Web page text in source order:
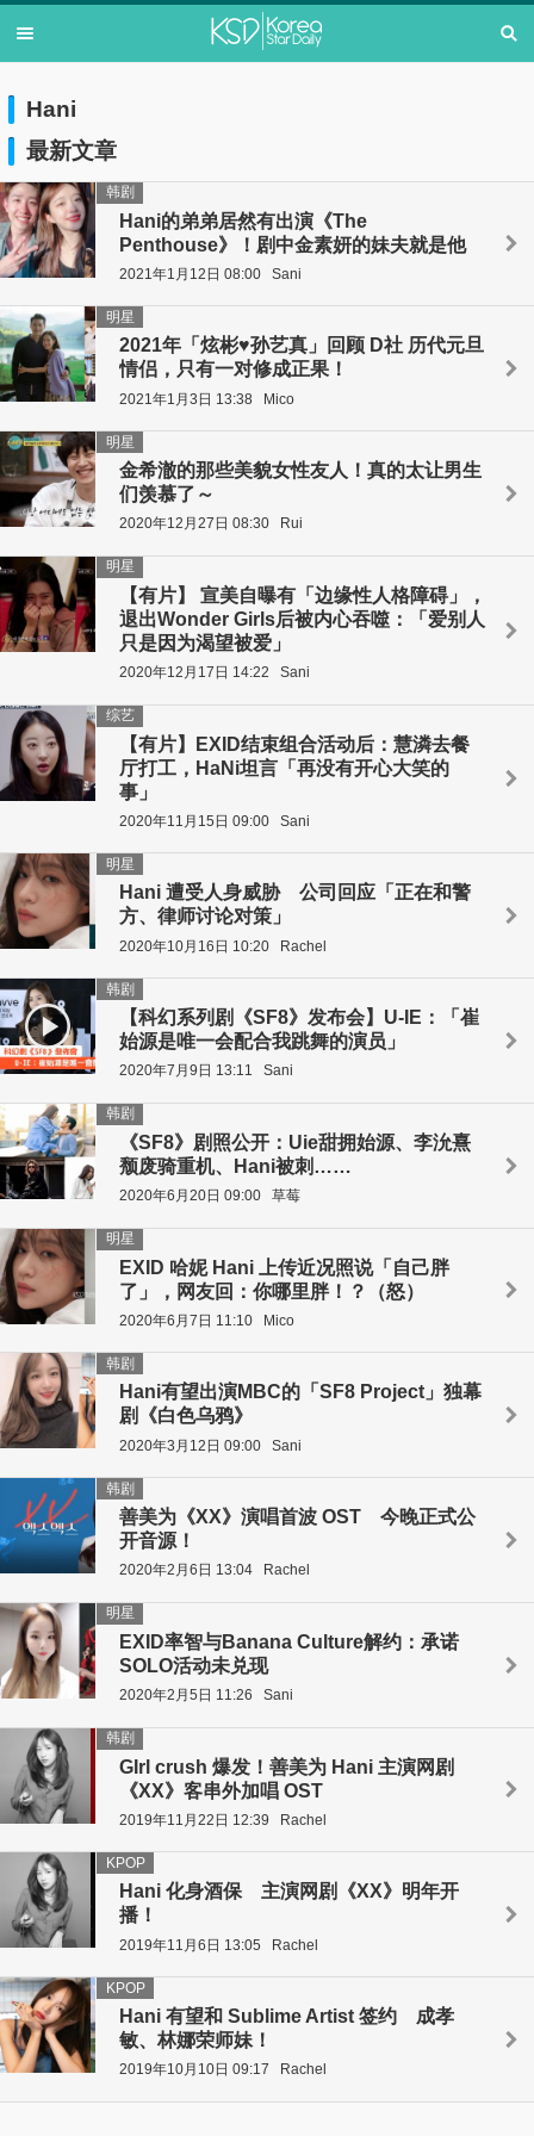
Hani
最新文章
Hani的弟弟居然有出演《The
Penthouse》！剧中金素妍的妹夫就是他
韩剧
2021年1月12日 08:00 Sani
2021年「炫彬♥孙艺真」回顾 D社 历代元旦
情侣，只有一对修成正果！
明星
2021年1月3日 13:38 Mico
金希澈的那些美貌女性友人！真的太让男生
们羡慕了～
明星
2020年12月27日 08:30 Rui
【有片】 宣美自曝有「边缘性人格障碍」，
退出Wonder Girls后被内心吞噬：「爱别人
只是因为渴望被爱」
明星
2020年12月17日 14:22 Sani
【有片】EXID结束组合活动后：慧潾去餐
厅打工，HaNi坦言「再没有开心大笑的
事」
综艺
2020年11月15日 09:00 Sani
Hani 遭受人身威胁 公司回应「正在和警
方、律师讨论对策」
明星
2020年10月16日 10:20 Rachel
【科幻系列剧《SF8》发布会】U-IE：「崔
始源是唯一会配合我跳舞的演员」
韩剧
2020年7月9日 13:11 Sani
《SF8》剧照公开：Uie甜拥始源、李沇熹
颓废骑重机、Hani被刺……
韩剧
2020年6月20日 09:00 草莓
EXID 哈妮 Hani 上传近况照说「自己胖
了」，网友回：你哪里胖！？（怒）
明星
2020年6月7日 11:10 Mico
Hani有望出演MBC的「SF8 Project」独幕
剧《白色乌鸦》
韩剧
2020年3月12日 09:00 Sani
善美为《XX》演唱首波 OST 今晚正式公
开音源！
韩剧
2020年2月6日 13:04 Rachel
EXID率智与Banana Culture解约：承诺
SOLO活动未兑现
明星
2020年2月5日 11:26 Sani
GIrl crush 爆发！善美为 Hani 主演网剧
《XX》客串外加唱 OST
韩剧
2019年11月22日 12:39 Rachel
Hani 化身酒保 主演网剧《XX》明年开
播！
KPOP
2019年11月6日 13:05 Rachel
Hani 有望和 Sublime Artist 签约 成孝
敏、林娜荣师妹！
KPOP
2019年10月10日 09:17 Rachel